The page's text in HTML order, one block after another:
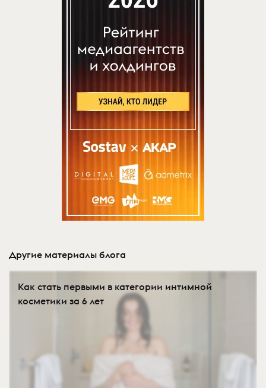
Другие материалы блога
Как стать первыми в категории интимной
косметики за 6 лет